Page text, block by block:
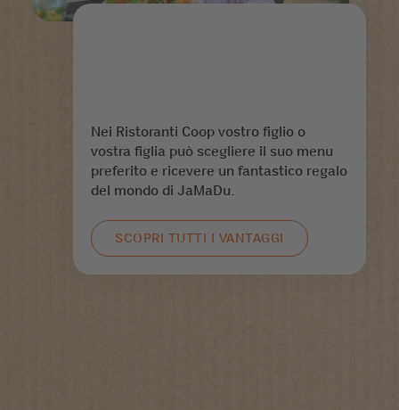
Nei Ristoranti Coop vostro figlio o
vostra figlia può scegliere il suo menu
preferito e ricevere un fantastico regalo
del mondo di JaMaDu.
SCOPRI TUTTI I VANTAGGI